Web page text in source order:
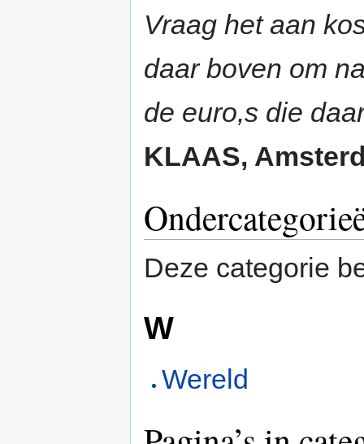
Vraag het aan
daar boven om
de euro,s die
KLAAS,
Deze categorie
W
Wereld